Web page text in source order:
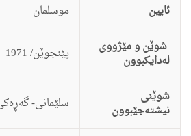
ئایین
موسلمان
شوێن و مێژووی
لەدایکبوون پێنجوێن/ 1971
شوێنی
نیشتەجێبوون سلێمانى-